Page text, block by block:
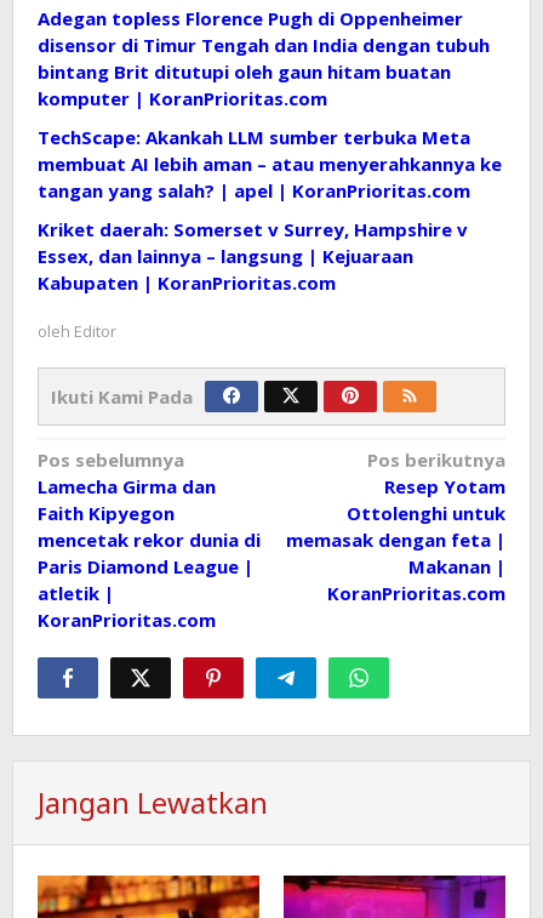
Adegan topless Florence Pugh di Oppenheimer
disensor di Timur Tengah dan India dengan tubuh
bintang Brit ditutupi oleh gaun hitam buatan
komputer | KoranPrioritas.com
TechScape: Akankah LLM sumber terbuka Meta
membuat AI lebih aman – atau menyerahkannya ke
tangan yang salah? | apel | KoranPrioritas.com
Kriket daerah: Somerset v Surrey, Hampshire v
Essex, dan lainnya – langsung | Kejuaraan
Kabupaten | KoranPrioritas.com
oleh Editor
Ikuti Kami Pada
Navigasi
pos
Pos sebelumnya
Lamecha Girma dan
Faith Kipyegon
mencetak rekor dunia di
Paris Diamond League |
atletik |
KoranPrioritas.com
Pos berikutnya
Resep Yotam
Ottolenghi untuk
memasak dengan feta |
Makanan |
KoranPrioritas.com
Jangan Lewatkan